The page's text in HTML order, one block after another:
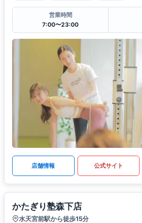
営業時間
7:00〜23:00
店舗情報 公式サイト
かたぎり塾森下店
水天宮前駅から徒歩15分